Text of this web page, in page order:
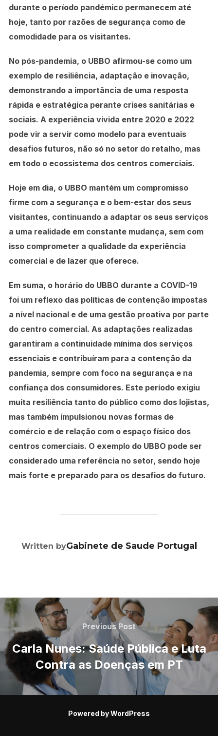
durante o período pandémico permanecem até
hoje, tanto por razões de segurança como de
comodidade para os visitantes.
No pós-pandemia, o UBBO afirmou-se como um
exemplo de resiliência, adaptação e inovação,
demonstrando a importância de uma resposta
rápida e estratégica perante crises sanitárias e
sociais. A experiência vivida entre 2020 e 2022
pode vir a servir como modelo para eventuais
desafios futuros, não só no setor do retalho, mas
em todo o ecossistema dos centros comerciais.
Hoje em dia, o UBBO mantém um compromisso
firme com a segurança e o bem-estar dos seus
visitantes, continuando a adaptar os seus serviços
a uma realidade em constante mudança, sem com
isso comprometer a qualidade da experiência
comercial e de lazer que oferece.
Em suma, o horário do UBBO durante a COVID-19
foi um reflexo das políticas de contenção impostas
a nível nacional e de uma gestão proativa por parte
do centro comercial. As adaptações realizadas
garantiram a continuidade mínima dos serviços
essenciais e contribuíram para a contenção da
pandemia, sempre com foco na segurança e na
confiança dos consumidores. Este período exigiu
muita resiliência tanto do público como dos lojistas,
mas também impulsionou novas formas de
comércio e de relação com o espaço físico dos
centros comerciais. O exemplo do UBBO pode ser
considerado uma referência no setor, sendo hoje
mais forte e preparado para os desafios do futuro.
POST AUTHOR
Written byGabinete de Saude Portugal
Navegação
de
artigos
Previous
Post
Previous Post
Carla Nunes: Saúde Pública e Luta
Contra as Doenças em PT
Powered by WordPress